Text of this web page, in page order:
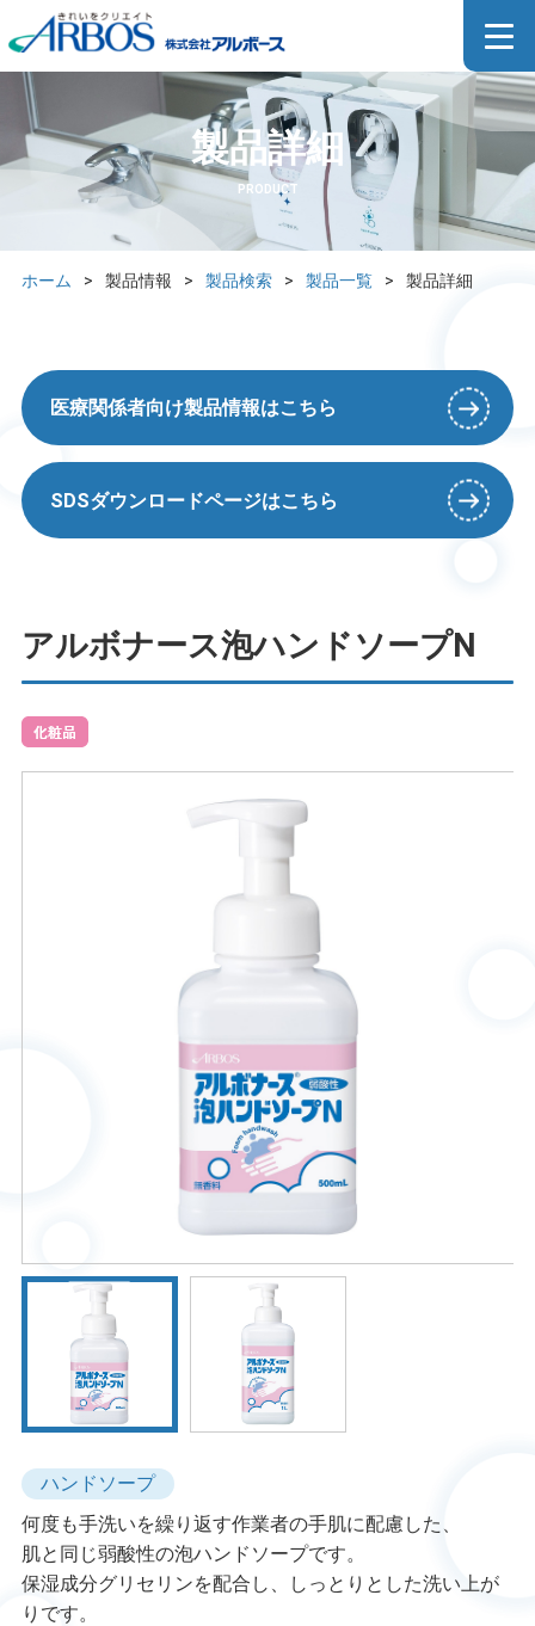
製品詳細
PRODUCT
ホーム > 製品情報 > 製品検索 > 製品一覧 > 製品詳細
医療関係者向け製品情報はこちら
SDSダウンロードページはこちら
アルボナース泡ハンドソープN
ハンドソープ
何度も手洗いを繰り返す作業者の手肌に配慮した、
肌と同じ弱酸性の泡ハンドソープです。
保湿成分グリセリンを配合し、しっとりとした洗い上が
りです。